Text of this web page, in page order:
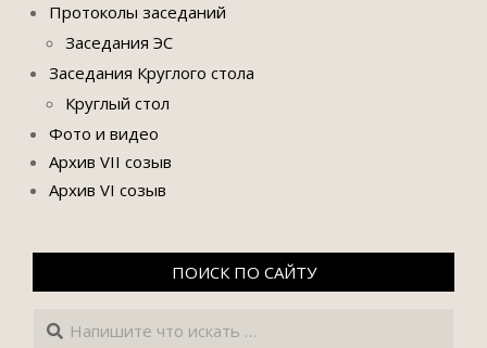
Протоколы заседаний
Заседания ЭС
Заседания Круглого стола
Круглый стол
Фото и видео
Архив VII созыв
Архив VI созыв
ПОИСК ПО САЙТУ
Поиск